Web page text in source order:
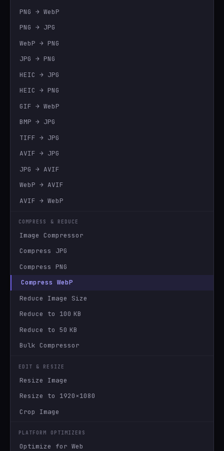
PNG → WebP
PNG → JPG
WebP → PNG
JPG → PNG
HEIC → JPG
HEIC → PNG
GIF → WebP
BMP → JPG
TIFF → JPG
AVIF → JPG
JPG → AVIF
WebP → AVIF
AVIF → WebP
COMPRESS & REDUCE
Image Compressor
Compress JPG
Compress PNG
Compress WebP
Reduce Image Size
Reduce to 100 KB
Reduce to 50 KB
Bulk Compressor
EDIT & RESIZE
Resize Image
Resize to 1920×1080
Crop Image
PLATFORM OPTIMIZERS
Optimize for Web